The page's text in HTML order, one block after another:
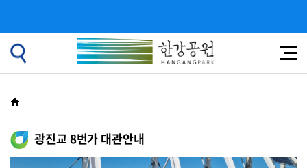
광진교 8번가 대관안내